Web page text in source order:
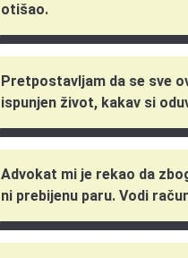
otišao.
Pretpostavljam da se sve
ispunjen život, kakav si
Advokat mi je rekao da
ni prebijenu paru. Vodi